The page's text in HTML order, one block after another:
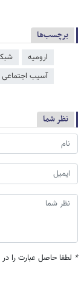
برچسب‌ها
ارومیه
آسیب اجتماعی
نظر شما
* لطفا حاصل عبارت را